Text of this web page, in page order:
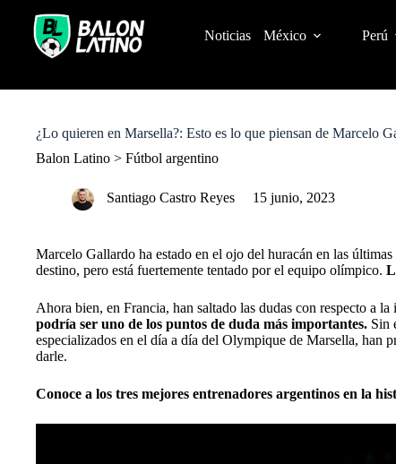
o
Noticias México Perú
¿Lo quieren en Marsella?: Esto es lo que piensan de Marcelo
Balon Latino > Fútbol argentino
Santiago Castro Reyes 15 junio, 2023
Marcelo Gallardo ha estado en el ojo del huracán en las
destino, pero está fuertemente tentado por el equipo olímpico.
Ahora bien, en Francia, han saltado las dudas con respecto a
podría ser uno de los puntos de duda más importantes. Sin
especializados en el día a día del Olympique de Marsella, han
darle.
Conoce a los tres mejores entrenadores argentinos en la